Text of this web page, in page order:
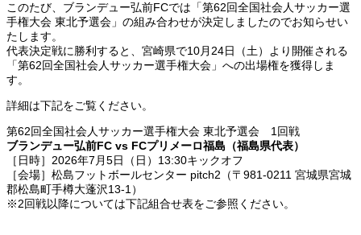
このたび、ブランデュー弘前FCでは「第62回全国社会人サッカー選
手権大会 東北予選会」の組み合わせが決定しましたのでお知らせい
たします。
代表決定戦に勝利すると、宮崎県で10月24日（土）より開催される
「第62回全国社会人サッカー選手権大会」への出場権を獲得しま
す。
詳細は下記をご覧ください。
第62回全国社会人サッカー選手権大会 東北予選会 1回戦
ブランデュー弘前FC vs FCプリメーロ福島（福島県代表）
［日時］2026年7月5日（日）13:30キックオフ
［会場］松島フットボールセンター pitch2（〒981-0211 宮城県宮城
郡松島町手樽大蓬沢13-1）
※2回戦以降については下記組合せ表をご参照ください。